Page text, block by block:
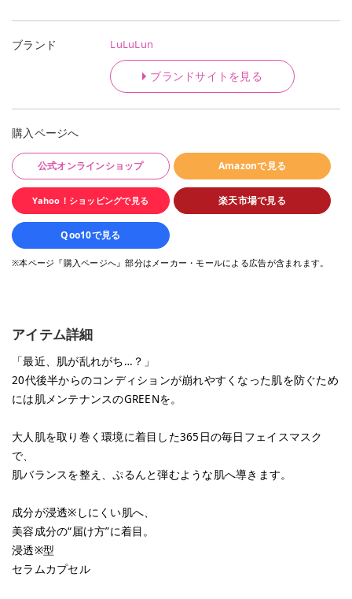
ブランド LuLuLun
ブランドサイトを見る
購入ページへ
公式オンラインショップ Amazonで見る
Yahoo！ショッピングで見る 楽天市場で見る
Qoo10で見る
※本ページ『購入ページへ』部分はメーカー・モールによる広告が含まれます。
アイテム詳細
「最近、肌が乱れがち…？」
20代後半からのコンディションが崩れやすくなった肌を防ぐため
には肌メンテナンスのGREENを。
大人肌を取り巻く環境に着目した365日の毎日フェイスマスク
で、
肌バランスを整え、ぷるんと弾むような肌へ導きます。
成分が浸透※しにくい肌へ、
美容成分の“届け方”に着目。
浸透※型
セラムカプセル